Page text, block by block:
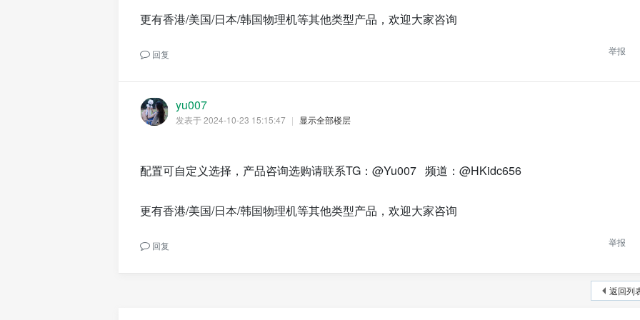
更有香港/美国/日本/韩国物理机等其他类型产品，欢迎大家咨询
回复 举报
yu007
发表于 2024-10-23 15:15:47 | 显示全部楼层
配置可自定义选择，产品咨询选购请联系TG：@Yu007 频道：@HKidc656
更有香港/美国/日本/韩国物理机等其他类型产品，欢迎大家咨询
回复 举报
返回列